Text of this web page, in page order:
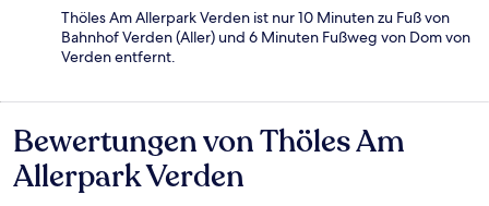
Thöles Am Allerpark Verden ist nur 10 Minuten zu Fuß von
Bahnhof Verden (Aller) und 6 Minuten Fußweg von Dom von
Verden entfernt.
Bewertungen
Bewertungen von Thöles Am
Allerpark Verden